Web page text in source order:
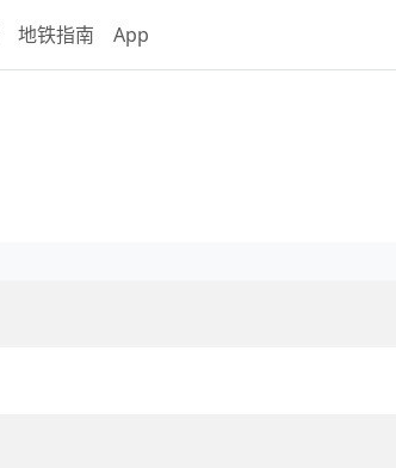
地铁指南 App